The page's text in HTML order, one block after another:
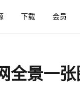
下载 会员
全景一张